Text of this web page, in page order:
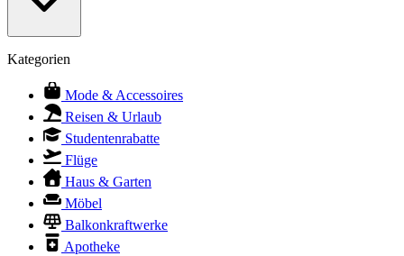
Kategorien
Mode & Accessoires
Reisen & Urlaub
Studentenrabatte
Flüge
Haus & Garten
Möbel
Balkonkraftwerke
Apotheke